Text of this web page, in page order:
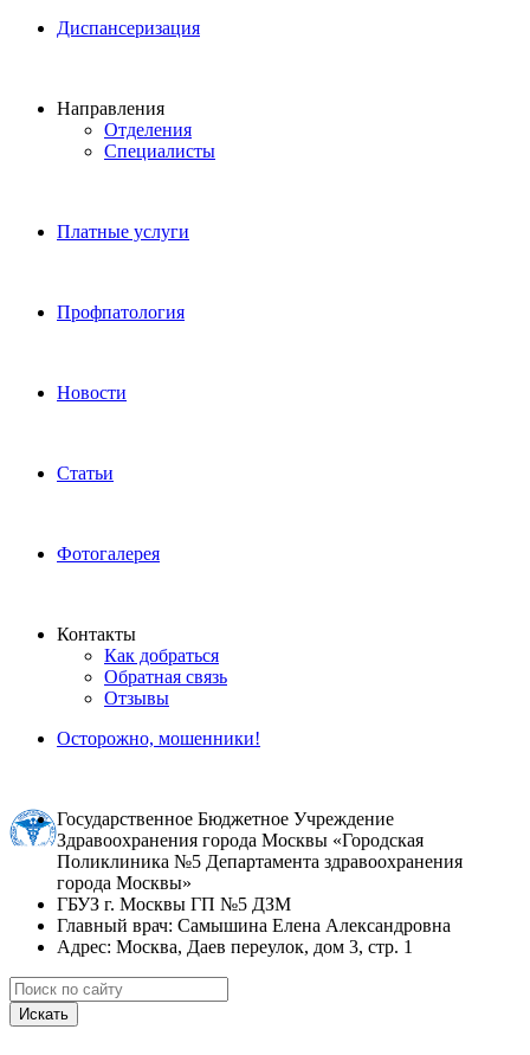
Диспансеризация
Направления
Отделения
Специалисты
Платные услуги
Профпатология
Новости
Статьи
Фотогалерея
Контакты
Как добраться
Обратная связь
Отзывы
Осторожно, мошенники!
Государственное Бюджетное Учреждение
Здравоохранения города Москвы «Городская
Поликлиника №5 Департамента здравоохранения
города Москвы»
ГБУЗ г. Москвы ГП №5 ДЗМ
Главный врач: Самышина Елена Александровна
Адрес: Москва, Даев переулок, дом 3, стр. 1
Искать